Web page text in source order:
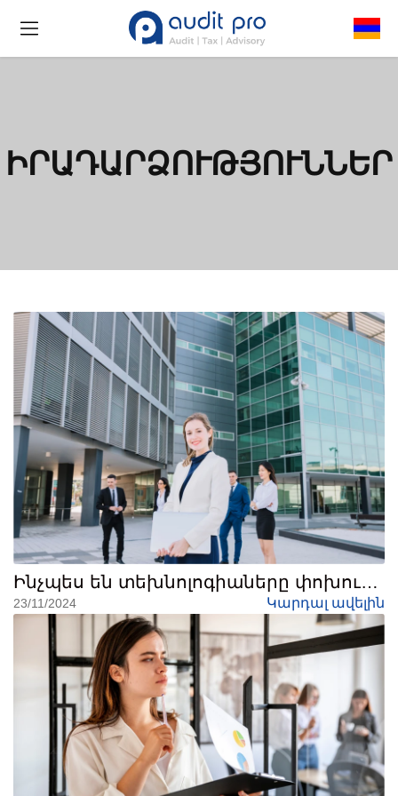
ԻՐԱԴԱՐՁՈՒԹՅՈՒՆՆԵՐ
Ինչպես են տեխնոլոգիաները փոխում
ֆինանսական աշխարհը
23/11/2024 Կարդալ ավելին